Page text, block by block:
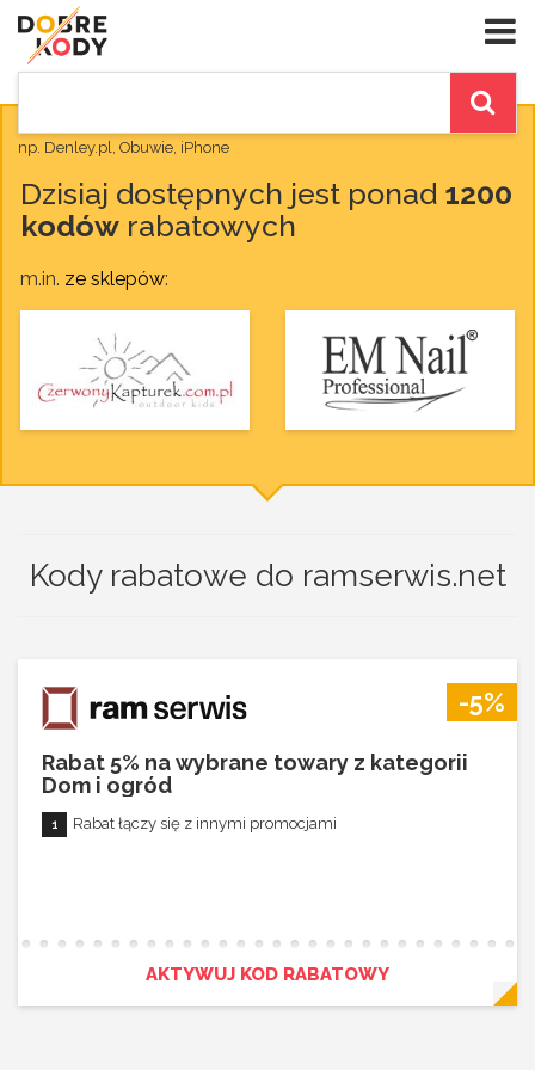
np. Denley.pl, Obuwie, iPhone
Dzisiaj dostępnych jest ponad 1200
kodów rabatowych
m.in. ze sklepów:
Kody rabatowe do ramserwis.net
-5%
Rabat 5% na wybrane towary z kategorii
Dom i ogród
Rabat łączy się z innymi promocjami
AKTYWUJ KOD RABATOWY